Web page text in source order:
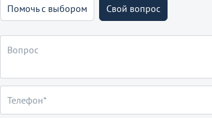
Помочь с выбором Свой вопрос